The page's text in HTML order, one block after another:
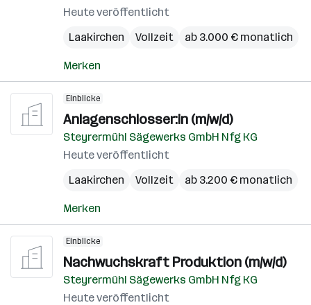
Heute veröffentlicht
Laakirchen
Vollzeit ab 3.000 € monatlich
Merken
Einblicke
Anlagenschlosser:in (m/w/d)
Steyrermühl Sägewerks GmbH Nfg KG
Heute veröffentlicht
Laakirchen
Vollzeit ab 3.200 € monatlich
Merken
Einblicke
Nachwuchskraft Produktion (m/w/d)
Steyrermühl Sägewerks GmbH Nfg KG
Heute veröffentlicht